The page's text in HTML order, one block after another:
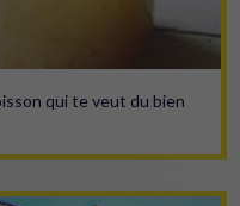
qui te veut du bien